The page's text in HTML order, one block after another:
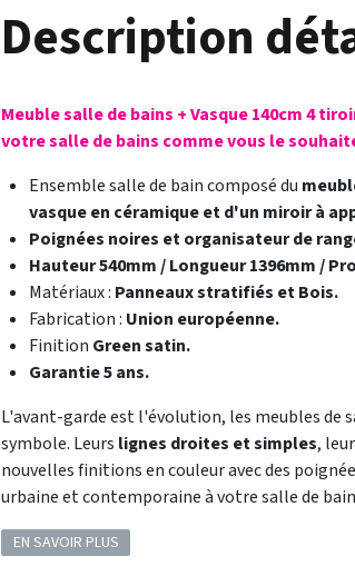
Description
Meuble salle de bains + Vasque 140cm 4
votre salle de bains comme vous le
Ensemble salle de bain composé du
vasque en céramique et d'un miroir à
Poignées noires et organisateur de
Hauteur 540mm / Longueur 1396mm /
Matériaux : Panneaux stratifiés et Bois.
Fabrication : Union européenne.
Finition Green satin.
Garantie 5 ans.
L'avant-garde est l'évolution, les meubles de
symbole. Leurs lignes droites et simples,
nouvelles finitions en couleur avec des
urbaine et contemporaine à votre salle de
EN SAVOIR PLUS